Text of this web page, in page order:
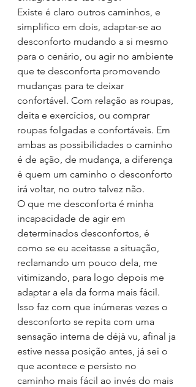
Existe é claro outros caminhos, e
simplifico em dois, adaptar-se ao
desconforto mudando a si mesmo
para o cenário, ou agir no ambiente
que te desconforta promovendo
mudanças para te deixar
confortável. Com relação as roupas,
deita e exercícios, ou comprar
roupas folgadas e confortáveis. Em
ambas as possibilidades o caminho
é de ação, de mudança, a diferença
é quem um caminho o desconforto
irá voltar, no outro talvez não.
O que me desconforta é minha
incapacidade de agir em
determinados desconfortos, é
como se eu aceitasse a situação,
reclamando um pouco dela, me
vitimizando, para logo depois me
adaptar a ela da forma mais fácil.
Isso faz com que inúmeras vezes o
desconforto se repita com uma
sensação interna de déjà vu, afinal ja
estive nessa posição antes, já sei o
que acontece e persisto no
caminho mais fácil ao invés do mais